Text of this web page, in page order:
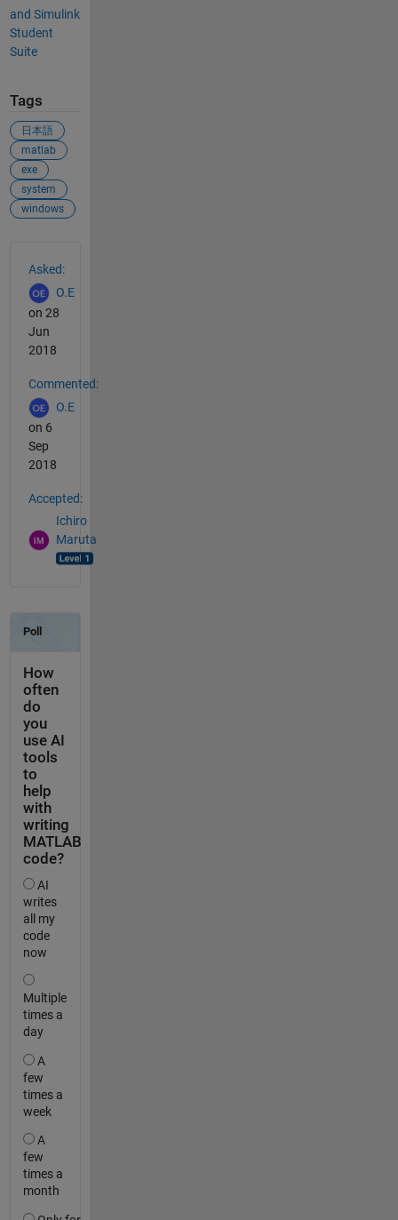
and Simulink
Student
Suite
Tags
日本語
matlab
exe
system
windows
Asked:
O.E
on 28
Jun
2018
Commented:
O.E
on 6
Sep
2018
Accepted:
Ichiro
Maruta